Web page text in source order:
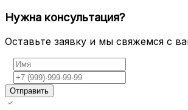
Нужна консультация?
Оставьте заявку и мы свяжемся с
Отправить